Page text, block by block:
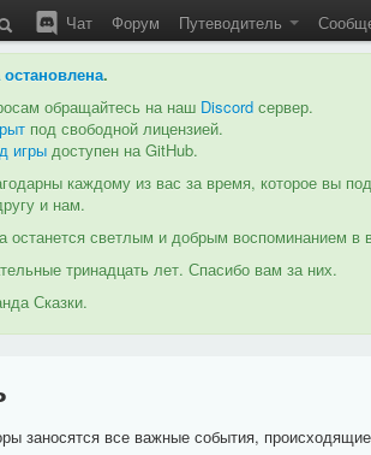
Чат Форум Путеводитель
остановлена.
обращайтесь на наш Discord сервер.
под свободной лицензией.
игры доступен на GitHub.
каждому из вас за время, которое вы
и нам.
останется светлым и добрым воспоминанием
тринадцать лет. Спасибо вам за них.
Сказки.
заносятся все важные события,